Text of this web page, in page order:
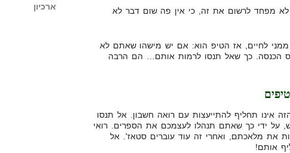
לא מפחד לרשום את זה, כי אין פה שום דבר לא
לחיים, אז הטיפ הוא: אם יש מישהו שאתם לא
הכנסה. כך שאל תנסו לרמות אותם… הם הרבה
אינו תחליף להתייעצות עם רואה חשבון. אל תנסו
שקל בחודש, על ידי כך שאתם תנהלו לעצמכם את הספרים. רואי
4 שנים לעשות את מלאכתם, ואחרי זה עוד עוברים סטאז'. אל
אותם!
ארכיון